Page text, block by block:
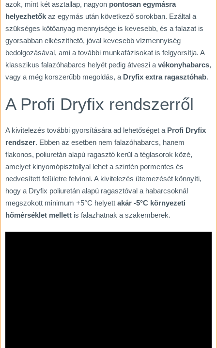
azok, mint két asztallap, nagyon pontosan egymásra
helyezhetők az egymás után következő sorokban. Ezáltal a
szükséges kötőanyag mennyisége is kevesebb, és a falazat is
gyorsabban elkészíthető, jóval kevesebb vízmennyiség
bedolgozásával, ami a további munkafázisokat is felgyorsítja. A
klasszikus falazóhabarcs helyét pedig átveszi a vékonyhabarcs,
vagy a még korszerűbb megoldás, a Dryfix extra ragasztóhab.
A Profi Dryfix rendszerről
A kivitelezés további gyorsítására ad lehetőséget a Profi Dryfix
rendszer. Ebben az esetben nem falazóhabarcs, hanem
flakonos, poliuretán alapú ragasztó kerül a téglasorok közé,
amelyet kinyomópisztollyal lehet a szintén pormentes és
nedvesített felületre felvinni. A kivitelezés ütemezését könnyíti,
hogy a Dryfix poliuretán alapú ragasztóval a habarcsoknál
megszokott minimum +5°C helyett akár -5°C környezeti
hőmérséklet mellett is falazhatnak a szakemberek.